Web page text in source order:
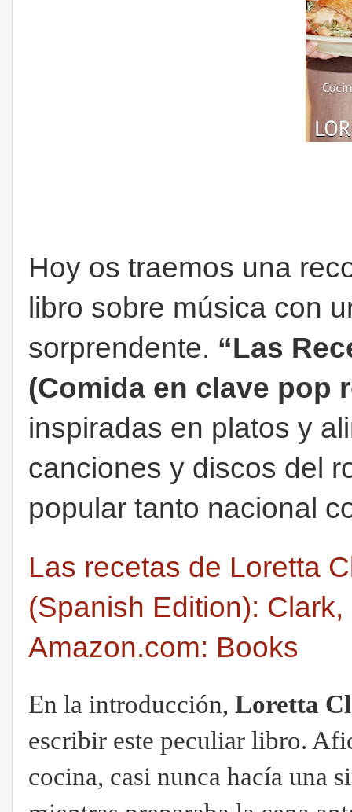
Hoy os traemos una
libro sobre música con
sorprendente. “Las
(Comida en clave pop
inspiradas en platos y
canciones y discos del
popular tanto nacional
Las recetas de Loretta
(Spanish Edition):
Amazon.com: Books
En la introducción, Loretta
escribir este peculiar libro.
cocina, casi nunca hacía una